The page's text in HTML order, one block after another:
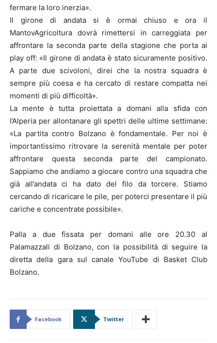
fermare la loro inerzia».
Il girone di andata si è ormai chiuso e ora il
MantovAgricoltura dovrà rimettersi in carreggiata per
affrontare la seconda parte della stagione che porta ai
play off: «Il girone di andata è stato sicuramente positivo.
A parte due scivoloni, direi che la nostra squadra è
sempre più coesa e ha cercato di restare compatta nei
momenti di più difficoltà».
La mente è tutta proiettata a domani alla sfida con
l’Alperia per allontanare gli spettri delle ultime settimane:
«La partita contro Bolzano è fondamentale. Per noi è
importantissimo ritrovare la serenità mentale per poter
affrontare questa seconda parte del campionato.
Sappiamo che andiamo a giocare contro una squadra che
già all’andata ci ha dato del filo da torcere. Stiamo
cercando di ricaricare le pile, per poterci presentare il più
cariche e concentrate possibile».
Palla a due fissata per domani alle ore 20.30 al
Palamazzali di Bolzano, con la possibilità di seguire la
diretta della gara sul canale YouTube di Basket Club
Bolzano.
Facebook Twitter